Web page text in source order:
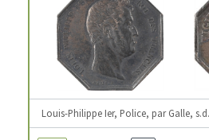
Louis-Philippe Ier, Police, par Galle,